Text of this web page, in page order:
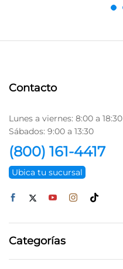
Contacto
Lunes a viernes: 8:00 a 18:30
Sábados: 9:00 a 13:30
(800) 161-4417
Ubica tu sucursal
Categorías